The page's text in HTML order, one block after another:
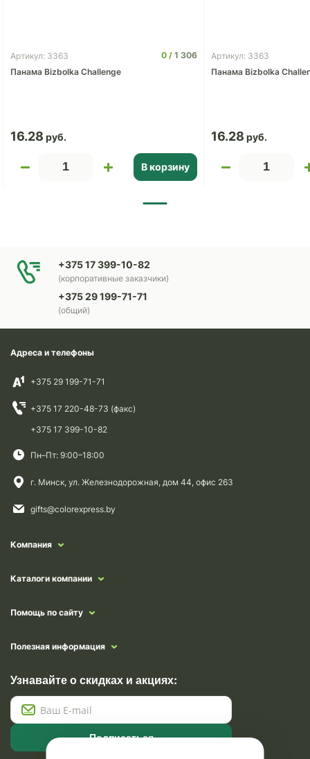
Артикул: 3363 0
1 306
Панама Bizbolka Challenge
16.28
В корзину
Артикул: 3363
Панама Bizbolka
16.28
+375 17 399-10-82
(корпоративные заказчики)
+375 29 199-71-71
(общий)
Адреса и телефоны
+375 29 199-71-71
+375 17 220-48-73 (факс)
+375 17 399-10-82
Пн–Пт: 9:00–18:00
г. Минск, ул. Железнодорожная, дом 44, офис 263
gifts@colorexpress.by
Компания
Каталоги компании
Помощь по сайту
Полезная информация
Узнавайте о скидках и акциях:
Подписаться